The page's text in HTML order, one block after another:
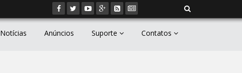
Notícias Anúncios Suporte Contatos